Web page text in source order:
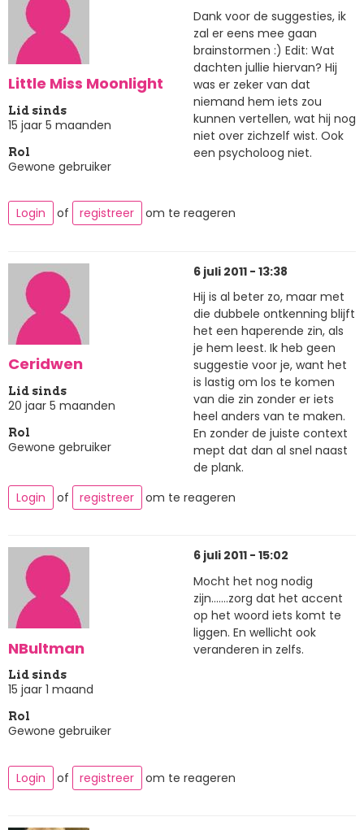
Little Miss Moonlight
Lid sinds
15 jaar 5 maanden
Rol
Gewone gebruiker
Dank voor de suggesties, ik
zal er eens mee gaan
brainstormen :) Edit: Wat
dachten jullie hiervan? Hij
was er zeker van dat
niemand hem iets zou
kunnen vertellen, wat hij nog
niet over zichzelf wist. Ook
een psycholoog niet.
Login of registreer om te reageren
Ceridwen
Lid sinds
20 jaar 5 maanden
Rol
Gewone gebruiker
6 juli 2011 - 13:38
Hij is al beter zo, maar met
die dubbele ontkenning blijft
het een haperende zin, als
je hem leest. Ik heb geen
suggestie voor je, want het
is lastig om los te komen
van die zin zonder er iets
heel anders van te maken.
En zonder de juiste context
mept dat dan al snel naast
de plank.
Login
of registreer om te reageren
NBultman
Lid sinds
15 jaar 1 maand
Rol
Gewone gebruiker
6 juli 2011 - 15:02
Mocht het nog nodig
zijn.......zorg dat het accent
op het woord iets komt te
liggen. En wellicht ook
veranderen in zelfs.
Login of registreer om te reageren